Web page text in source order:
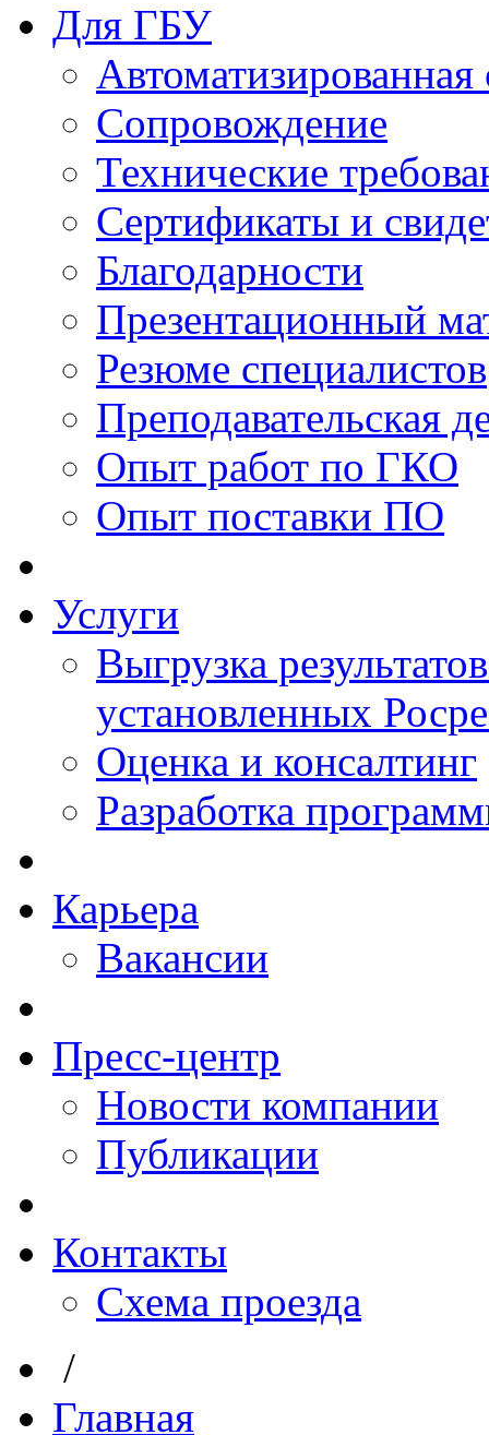
Для ГБУ
Сопровождение
Технические
Сертификаты и
Благодарности
Презентационный
Резюме специалистов
Преподавательская
Опыт работ по ГКО
Опыт поставки ПО
Услуги
Выгрузка
установленных
Оценка и консалтинг
Разработка
Карьера
Вакансии
Пресс-центр
Новости компании
Публикации
Контакты
Схема проезда
/
Главная